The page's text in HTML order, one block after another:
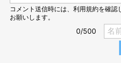
き、優しい先輩わんこたちに囲ま
昧。
お友達にたくさん遊んでもらいな